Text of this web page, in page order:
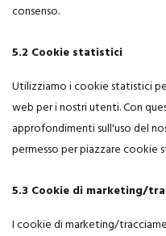
consenso.
5.2 Cookie statistici
Utilizziamo i cookie statistici
web per i nostri utenti. Con
approfondimenti sull'uso del
permesso per piazzare cookie
5.3 Cookie di marketing/
I cookie di marketing/